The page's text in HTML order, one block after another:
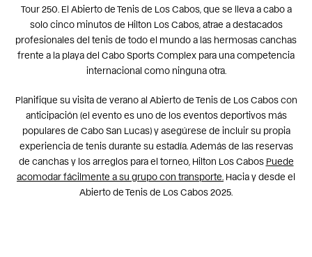
Tour 250. El Abierto de Tenis de Los Cabos, que se lleva a cabo a
solo cinco minutos de Hilton Los Cabos, atrae a destacados
profesionales del tenis de todo el mundo a las hermosas canchas
frente a la playa del Cabo Sports Complex para una competencia
internacional como ninguna otra.
Planifique su visita de verano al Abierto de Tenis de Los Cabos con
anticipación (el evento es uno de los eventos deportivos más
populares de Cabo San Lucas) y asegúrese de incluir su propia
experiencia de tenis durante su estadía. Además de las reservas
de canchas y los arreglos para el torneo, Hilton Los Cabos Puede
acomodar fácilmente a su grupo con transporte. Hacia y desde el
Abierto de Tenis de Los Cabos 2025.